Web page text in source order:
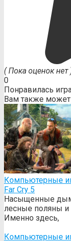
( Пока оценок нет
0
Понравилась
Вам также
Компьютерные
Far Cry 5
Насыщенные
лесные поляны
Именно здесь,
Компьютерные